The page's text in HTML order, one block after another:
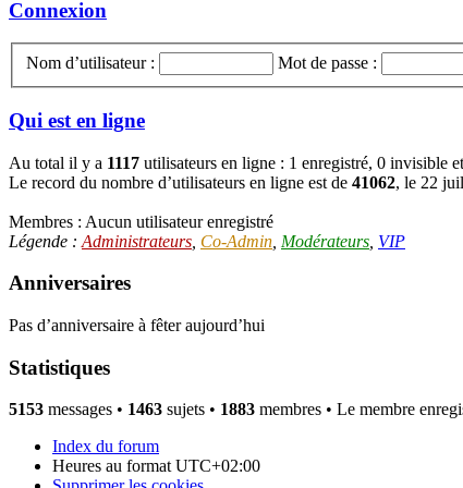
Connexion
Nom d’utilisateur : Mot de passe :
Qui est en ligne
Au total il y a 1117 utilisateurs en ligne : 1 enregistré, 0 invisible
Le record du nombre d’utilisateurs en ligne est de 41062, le 22
Membres : Aucun utilisateur enregistré
Légende : Administrateurs Co-Admin Modérateurs VIP
Anniversaires
Pas d’anniversaire à fêter aujourd’hui
Statistiques
5153 messages • 1463 sujets • 1883 membres • Le membre
Index du forum
Heures au format UTC+02:00